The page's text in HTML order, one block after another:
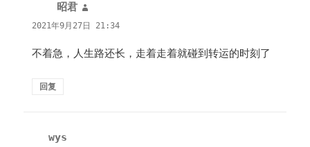
昭君
道：
2021年9月27日 21:34
不着急，人生路还长，走着走着就碰到转运的时刻了
回复
wys